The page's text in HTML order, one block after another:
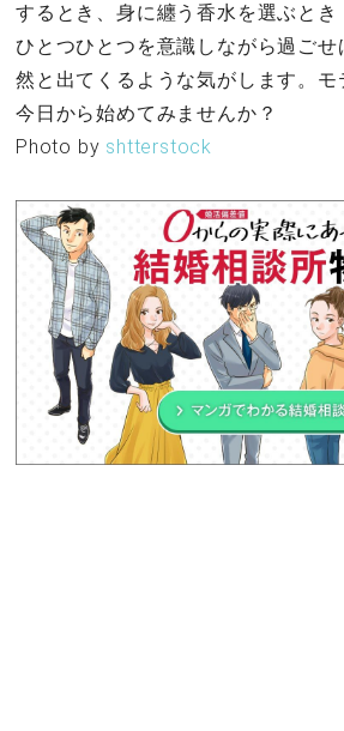
するとき、身に纏う香水を選ぶと
ひとつひとつを意識しながら過ごせ
然と出てくるような気がします。モ
今日から始めてみませんか？
Photo by shtterstock